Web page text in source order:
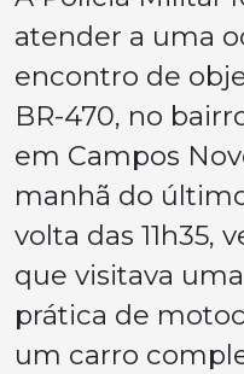
atender a uma
encontro de
BR-470, no
em Campos
manhã do
volta das 11h35,
que visitava
prática de
um carro